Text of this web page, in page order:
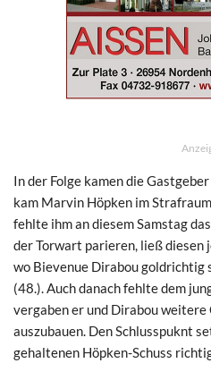
In der Folge kamen die
kam Marvin Höpken im
fehlte ihm an diesem Samstag
der Torwart parieren, ließ diesen
wo Bievenue Dirabou goldrichtig
(48.). Auch danach fehlte dem
vergaben er und Dirabou weitere
auszubauen. Den Schlusspuknt
gehaltenen Höpken-Schuss